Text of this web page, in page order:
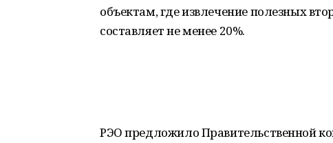
объектам, где извлечение полезных
составляет не менее 20%.
РЭО предложило Правительственной